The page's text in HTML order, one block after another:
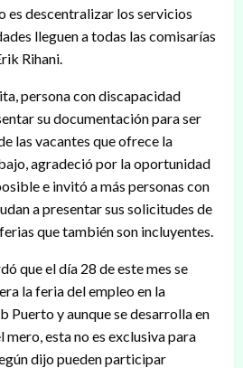
es descentralizar los servicios
lleguen a todas las comisarías
Rihani.
persona con discapacidad
su documentación para ser
las vacantes que ofrece la
agradeció por la oportunidad
e invitó a más personas con
a presentar sus solicitudes de
que también son incluyentes.
que el día 28 de este mes se
la feria del empleo en la
Puerto y aunque se desarrolla en
mero, esta no es exclusiva para
dijo pueden participar